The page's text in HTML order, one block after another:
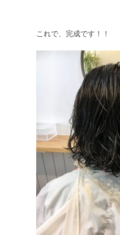
これで、完成です！！